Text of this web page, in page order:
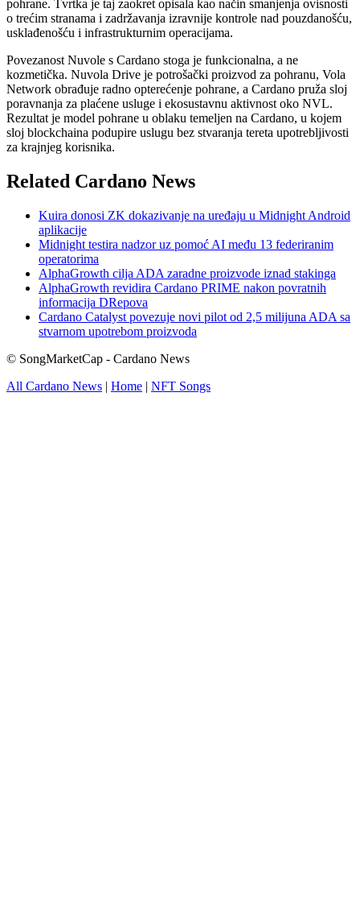
pohrane. Tvrtka je taj zaokret opisala kao način smanjenja ovisnosti
o trećim stranama i zadržavanja izravnije kontrole nad pouzdanošću,
usklađenošću i infrastrukturnim operacijama.
Povezanost Nuvole s Cardano stoga je funkcionalna, a ne
kozmetička. Nuvola Drive je potrošački proizvod za pohranu, Vola
Network obrađuje radno opterećenje pohrane, a Cardano pruža sloj
poravnanja za plaćene usluge i ekosustavnu aktivnost oko NVL.
Rezultat je model pohrane u oblaku temeljen na Cardano, u kojem
sloj blockchaina podupire uslugu bez stvaranja tereta upotrebljivosti
za krajnjeg korisnika.
Related Cardano News
Kuira donosi ZK dokazivanje na uređaju u Midnight Android
aplikacije
Midnight testira nadzor uz pomoć AI među 13 federiranim
operatorima
AlphaGrowth cilja ADA zaradne proizvode iznad stakinga
AlphaGrowth revidira Cardano PRIME nakon povratnih
informacija DRepova
Cardano Catalyst povezuje novi pilot od 2,5 milijuna ADA sa
stvarnom upotrebom proizvoda
© SongMarketCap - Cardano News
All Cardano News | Home | NFT Songs